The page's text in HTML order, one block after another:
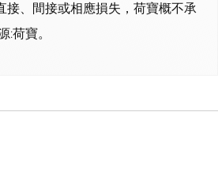
接、間接或相應損失，荷寶概不承
荷寶。